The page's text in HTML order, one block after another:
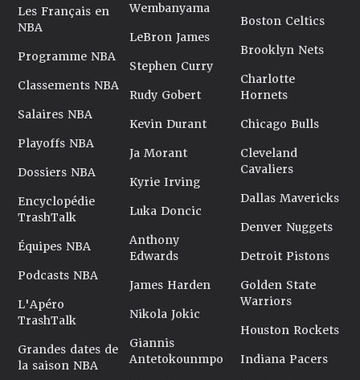
Les Français en
NBA
Programme NBA
Classements NBA
Salaires NBA
Playoffs NBA
Dossiers NBA
Encyclopédie
TrashTalk
Équipes NBA
Podcasts NBA
L'Apéro
TrashTalk
Grandes dates de
la saison NBA
Wembanyama
LeBron James
Stephen Curry
Rudy Gobert
Kevin Durant
Ja Morant
Kyrie Irving
Luka Doncic
Anthony
Edwards
James Harden
Nikola Jokic
Giannis
Antetokounmpo
Boston Celtics
Brooklyn Nets
Charlotte
Hornets
Chicago Bulls
Cleveland
Cavaliers
Dallas Mavericks
Denver Nuggets
Detroit Pistons
Golden State
Warriors
Houston Rockets
Indiana Pacers